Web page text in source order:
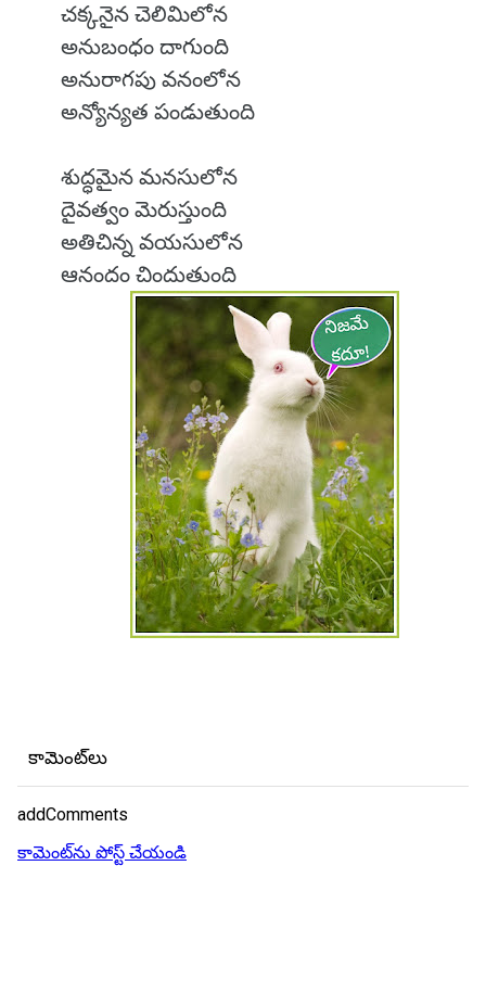
చక్కనైన చెలిమిలోన
అనుబంధం దాగుంది
అనురాగపు వనంలోన
అన్యోన్యత పండుతుంది
శుద్ధమైన మనసులోన
దైవత్వం మెరుస్తుంది
అతిచిన్న వయసులోన
ఆనందం చిందుతుంది
కామెంట్‌లు
addComments
కామెంట్‌ను పోస్ట్ చేయండి